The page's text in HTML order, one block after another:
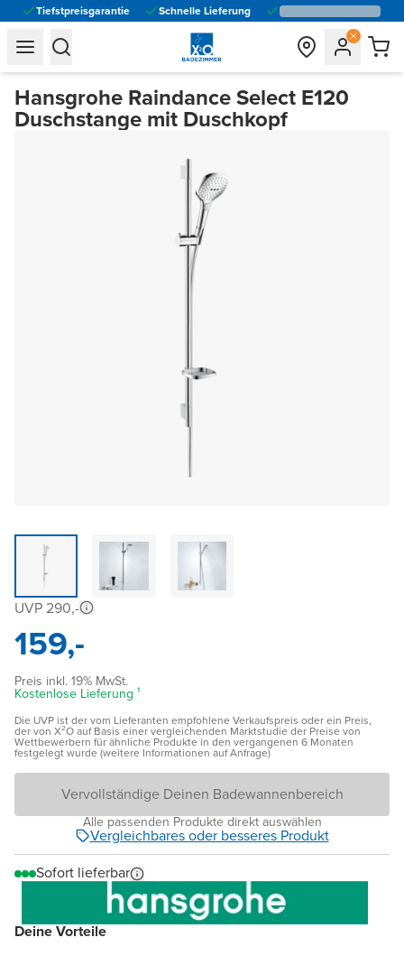
Tiefstpreisgarantie Schnelle Lieferung
general.navigation.toggle_menu.label
general.navigation.toggle_menu.label
Hansgrohe Raindance Select E120
Duschstange mit Duschkopf
Deine Vorteile
UVP 290,-
159,-
Preis inkl. 19% MwSt.
Kostenlose Lieferung ¹
Die UVP ist der vom Lieferanten empfohlene Verkaufspreis oder ein Preis,
der von X²O auf Basis einer vergleichenden Marktstudie der Preise von
Wettbewerbern für ähnliche Produkte in den vergangenen 6 Monaten
festgelegt wurde (weitere Informationen auf Anfrage)
Vervollständige Deinen Badewannenbereich
Alle passenden Produkte direkt auswählen
Vergleichbares oder besseres Produkt
Sofort lieferbar